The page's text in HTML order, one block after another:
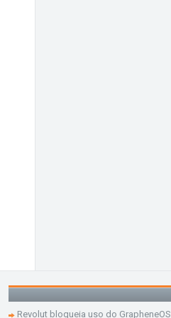
Revolut bloqueia uso do GrapheneOS